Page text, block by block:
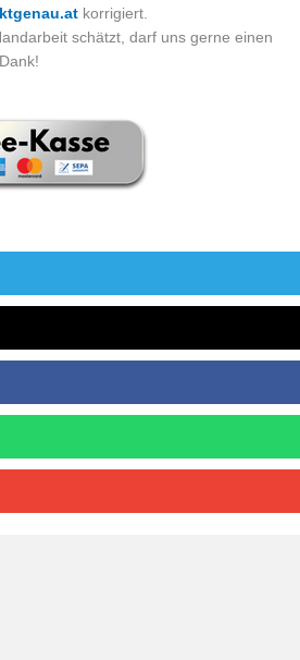
korrigiert.
schätzt, darf uns gerne einen